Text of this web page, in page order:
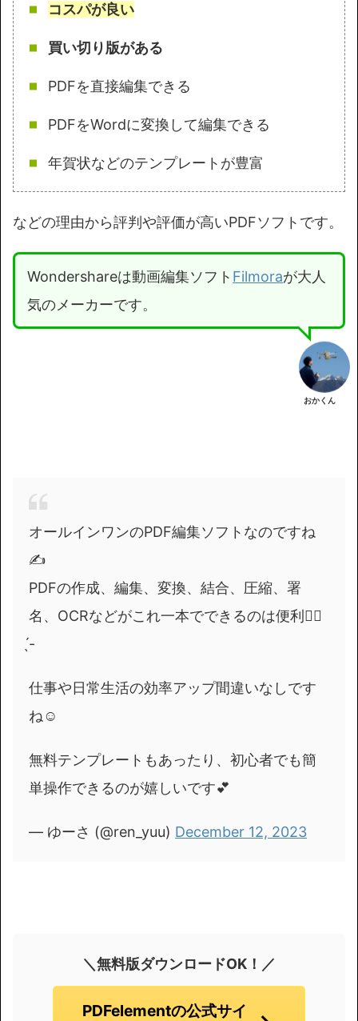
コスパが良い
買い切り版がある
PDFを直接編集できる
PDFをWordに変換して編集できる
年賀状などのテンプレートが豊富
などの理由から評判や評価が高いPDFソフトです。
Wondershareは動画編集ソフト Filmoraが大人
気のメーカーです。
おかくん
オールインワンのPDF編集ソフトなのですね
✍️
PDFの作成、編集、変換、結合、圧縮、署
名、OCRなどがこれ一本でできるのは便利👍🏻
̖́-
仕事や日常生活の効率アップ間違いなしです
ね☺️
無料テンプレートもあったり、初心者でも簡
単操作できるのが嬉しいです💕
— ゆーさ (@ren_yuu) December 12, 2023
＼無料版ダウンロードOK！／
PDFelementの公式サイ